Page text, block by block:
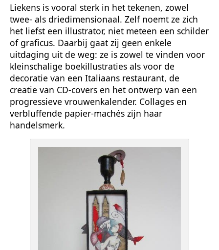
Liekens is vooral sterk in het tekenen, zowel
twee- als driedimensionaal. Zelf noemt ze zich
het liefst een illustrator, niet meteen een schilder
of graficus. Daarbij gaat zij geen enkele
uitdaging uit de weg: ze is zowel te vinden voor
kleinschalige boekillustraties als voor de
decoratie van een Italiaans restaurant, de
creatie van CD-covers en het ontwerp van een
progressieve vrouwenkalender. Collages en
verbluffende papier-machés zijn haar
handelsmerk.